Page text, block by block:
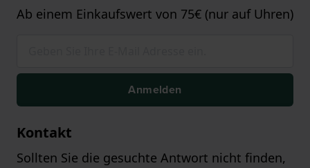
Ab einem Einkaufswert von 75€ (nur auf Uhren)
Anmelden
Kontakt
Sollten Sie die gesuchte Antwort nicht finden,